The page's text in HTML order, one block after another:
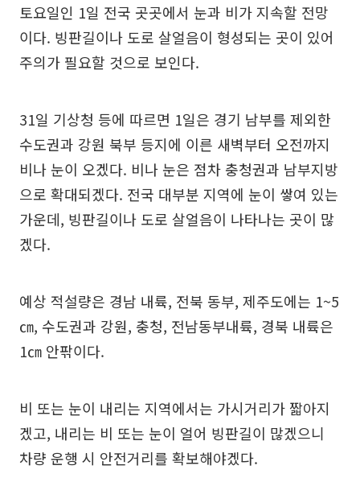
토요일인 1일 전국 곳곳에서 눈과 비가 지속할 전망
이다. 빙판길이나 도로 살얼음이 형성되는 곳이 있어
주의가 필요할 것으로 보인다.
31일 기상청 등에 따르면 1일은 경기 남부를 제외한
수도권과 강원 북부 등지에 이른 새벽부터 오전까지
비나 눈이 오겠다. 비나 눈은 점차 충청권과 남부지방
으로 확대되겠다. 전국 대부분 지역에 눈이 쌓여 있는
가운데, 빙판길이나 도로 살얼음이 나타나는 곳이 많
겠다.
예상 적설량은 경남 내륙, 전북 동부, 제주도에는 1~5
㎝, 수도권과 강원, 충청, 전남동부내륙, 경북 내륙은
1㎝ 안팎이다.
비 또는 눈이 내리는 지역에서는 가시거리가 짧아지
겠고, 내리는 비 또는 눈이 얼어 빙판길이 많겠으니
차량 운행 시 안전거리를 확보해야겠다.